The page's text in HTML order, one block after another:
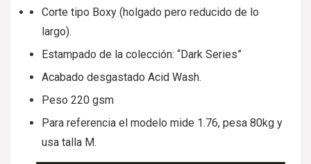
Corte tipo Boxy (holgado pero reducido de lo
largo).
Estampado de la colección: “Dark Series”
Acabado desgastado Acid Wash.
Peso 220 gsm
Para referencia el modelo mide 1.76, pesa 80kg y
usa talla M.